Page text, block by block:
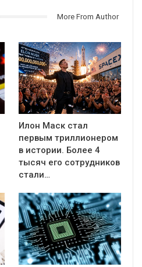
More From Author
Илон Маск стал
первым триллионером
в истории. Более 4
тысяч его сотрудников
стали…